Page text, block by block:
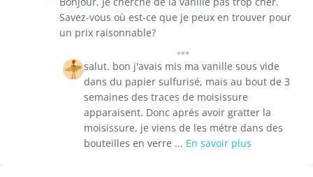
Savez-vous où est-ce que je peux en trouver pour
un prix raisonnable?
salut. bon j'avais mis ma vanille sous vide
dans du papier sulfurisé, mais au bout de 3
semaines des traces de moisissure
apparaisent. Donc aprés avoir gratter la
moisissure, je viens de les métre dans des
bouteilles en verre ... En savoir plus